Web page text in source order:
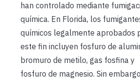
han controlado mediante
química. En Florida, los
químicos legalmente aprobados
este fin incluyen fosfuro de
bromuro de metilo, gas fosfina y
fosfuro de magnesio. Sin